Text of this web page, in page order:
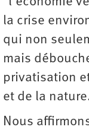
la crise
qui non
mais
privatisation
et de la
Nous